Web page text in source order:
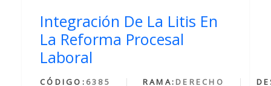
Integración De La Litis En
La Reforma Procesal
Laboral
CÓDIGO: 6385 RAMA: DERECHO